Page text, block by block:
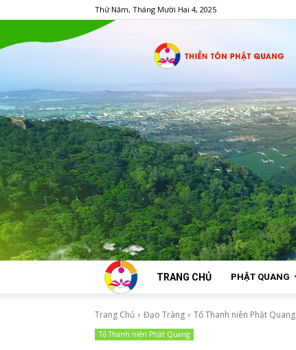
Thứ Năm, Tháng Mười Hai 4, 2025
TRANG CHỦ PHẬT QUANG
Trang Chủ Đạo Tràng Tổ Thanh niên Phật Quang
Tổ Thanh niên Phật Quang